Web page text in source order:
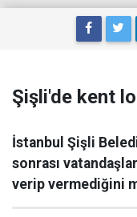
Şişli'de kent
İstanbul Şişli
sonrası
verip vermediğini